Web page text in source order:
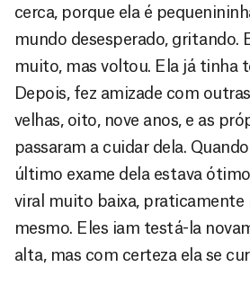
cerca, porque ela é
mundo desesperado, gritando.
muito, mas voltou. Ela já tinha
Depois, fez amizade com
velhas, oito, nove anos, e as
passaram a cuidar dela.
último exame dela estava
viral muito baixa, praticamente
mesmo. Eles iam testá-la
alta, mas com certeza ela se